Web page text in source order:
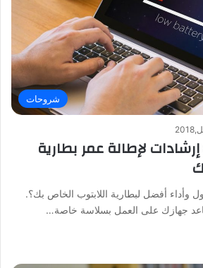
شروحات
تعرف على أهم 8 إرشادات لإطالة عمر بطارية
أفضل لبطارية اللابتوب الخاص بك؟.
جهازك على العمل بسلاسة خاصة…